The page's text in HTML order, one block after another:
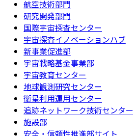
航空技術部門
研究開発部門
国際宇宙探査センター
宇宙探査イノベーションハブ
新事業促進部
宇宙戦略基金事業部
宇宙教育センター
地球観測研究センター
衛星利用運用センター
追跡ネットワーク技術センター
施設部
安全・信頼性推進部サイト